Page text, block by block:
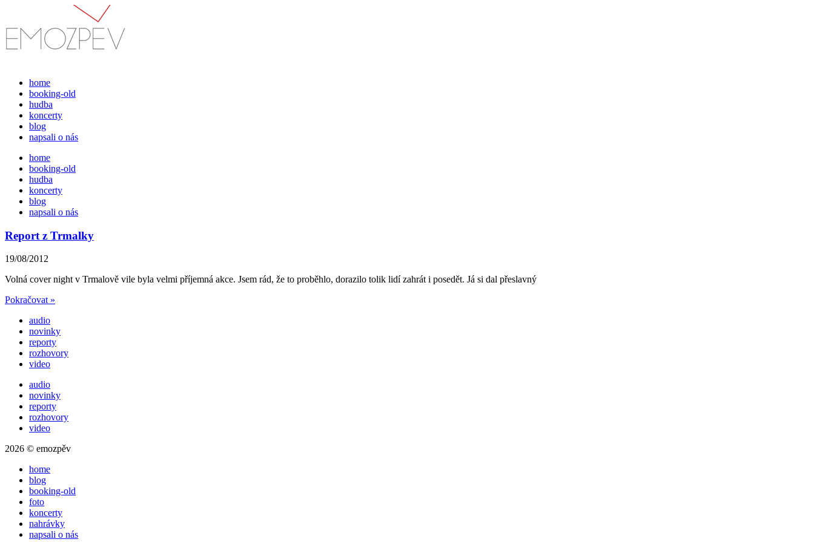
obsahu
home
booking-old
hudba
koncerty
blog
napsali o nás
home
booking-old
hudba
koncerty
blog
napsali o nás
Report z Trmalky
19/08/2012
Volná cover night v Trmalově vile byla velmi příjemná akce. Jsem rád, že to proběhlo, dorazilo tolik lidí zahrát i posedět. Já si dal přeslavný
Pokračovat »
audio
novinky
reporty
rozhovory
video
audio
novinky
reporty
rozhovory
video
2026 © emozpěv
home
blog
booking-old
foto
koncerty
nahrávky
napsali o nás